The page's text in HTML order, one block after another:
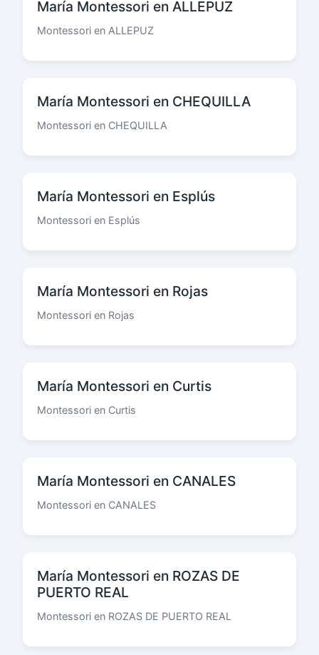
María Montessori en ALLEPUZ
Montessori en ALLEPUZ
María Montessori en CHEQUILLA
Montessori en CHEQUILLA
María Montessori en Esplús
Montessori en Esplús
María Montessori en Rojas
Montessori en Rojas
María Montessori en Curtis
Montessori en Curtis
María Montessori en CANALES
Montessori en CANALES
María Montessori en ROZAS DE
PUERTO REAL
Montessori en ROZAS DE PUERTO REAL